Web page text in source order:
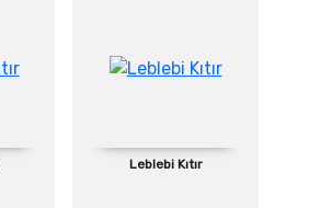
Leblebi Kıtır